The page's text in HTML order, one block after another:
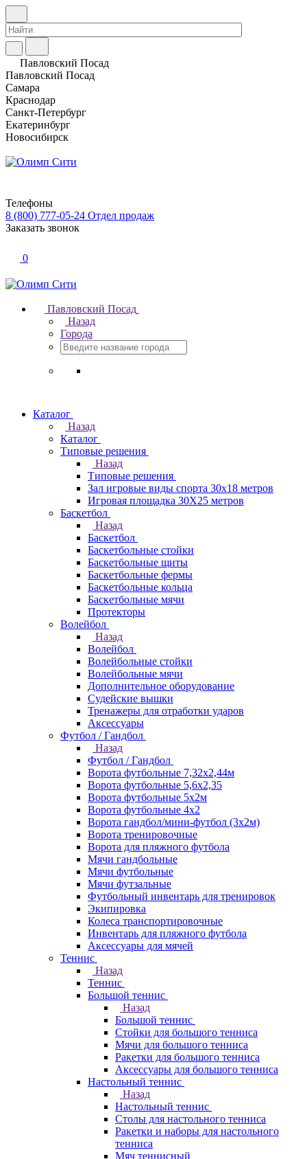
Павловский Посад
Павловский Посад
Самара
Краснодар
Санкт-Петербург
Екатеринбург
Новосибирск
Телефоны
8 (800) 777-05-24 Отдел продаж
Заказать звонок
0
Павловский Посад
Назад
Города
Каталог
Назад
Каталог
Типовые решения
Назад
Типовые решения
Зал игровые виды спорта 30x18 метров
Игровая площадка 30Х25 метров
Баскетбол
Назад
Баскетбол
Баскетбольные стойки
Баскетбольные щиты
Баскетбольные фермы
Баскетбольные кольца
Баскетбольные мячи
Протекторы
Волейбол
Назад
Волейбол
Волейбольные стойки
Волейбольные мячи
Дополнительное оборудование
Судейские вышки
Тренажеры для отработки ударов
Аксессуары
Футбол / Гандбол
Назад
Футбол / Гандбол
Ворота футбольные 7,32х2,44м
Ворота футбольные 5,6х2,35
Ворота футбольные 5х2м
Ворота футбольные 4х2
Ворота гандбол/мини-футбол (3х2м)
Ворота тренировочные
Ворота для пляжного футбола
Мячи гандбольные
Мячи футбольные
Мячи футзальные
Футбольный инвентарь для тренировок
Экипировка
Колеса транспортировочные
Инвентарь для пляжного футбола
Аксессуары для мячей
Теннис
Назад
Теннис
Большой теннис
Назад
Большой теннис
Стойки для большого тенниса
Мячи для большого тенниса
Ракетки для большого тенниса
Аксессуары для большого тенниса
Настольный теннис
Назад
Настольный теннис
Столы для настольного тенниса
Ракетки и наборы для настольного
тенниса
Мяч теннисный